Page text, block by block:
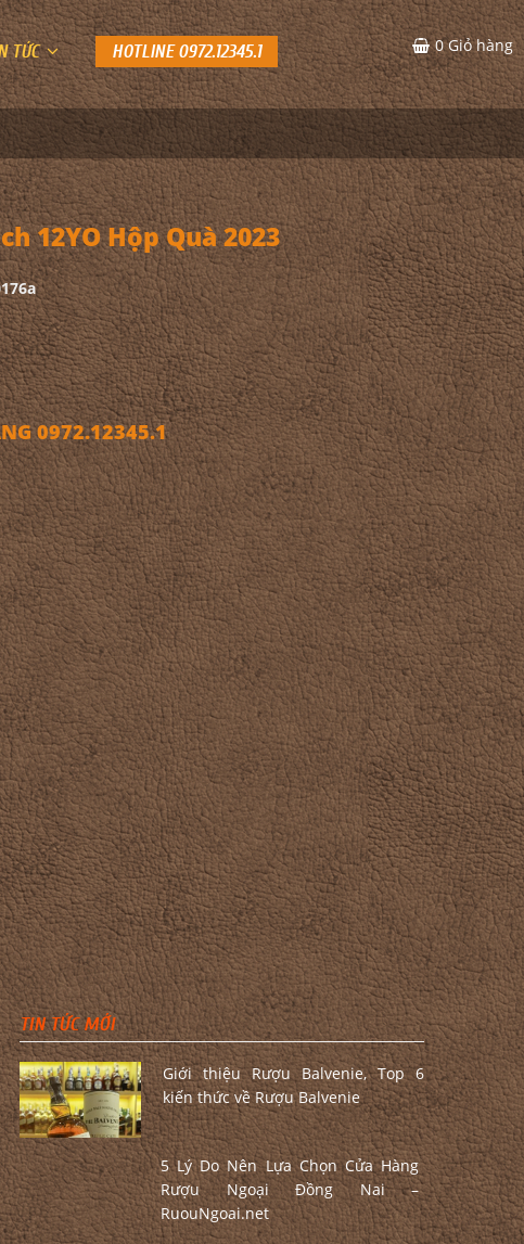
TỨC HOTLINE 0972.12345.1 0 Giỏ hàng
12YO Hộp Quà 2023
0972.12345.1
TIN TỨC MỚI
Giới thiệu Rượu Balvenie, Top 6
kiến thức về Rượu Balvenie
5 Lý Do Nên Lựa Chọn Cửa Hàng
Rượu Ngoại Đồng Nai –
RuouNgoai.net